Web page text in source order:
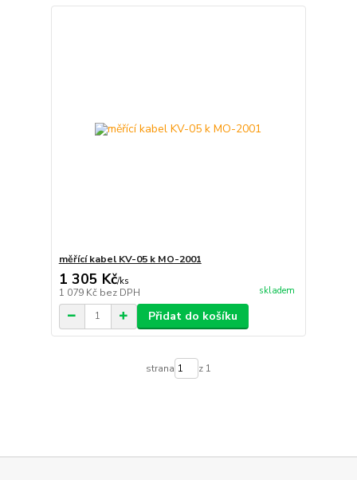
měřící kabel KV-05 k MO-2001
1 305 Kč/ks
1 079 Kč bez DPH skladem
Přidat do košíku
strana z 1